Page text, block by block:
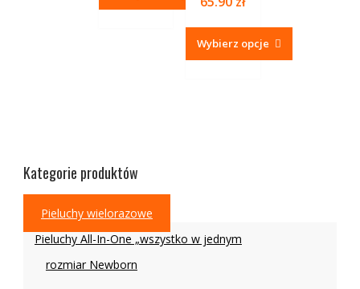
Wybierz opcje
stronie
Kategorie produktów
Pieluchy wielorazowe
Pieluchy All-In-One „wszystko w jednym
rozmiar Newborn